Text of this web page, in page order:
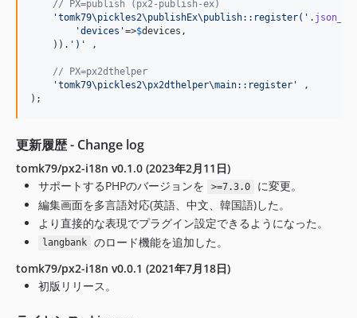
// PX=publish (px2-publish-ex)
'tomk79\pickles2\publishEx\publish::register( ' .
'devices '=>$devices ,
    )).
' ) ' ,
// PX=px2dthelper
'tomk79\pickles2\px2dthelper\main::register '
,
);
更新履歴 - Change log
tomk79/px2-i18n v0.1.0 (2023年2月11日)
サポートするPHPのバージョンを
>=7.3.0
に変更。
編集画面を多言語対応(英語、中文、韓国語)した。
より直接的な表現でプラグイン設定できるようになった。
langbank
のロード機能を追加した。
tomk79/px2-i18n v0.0.1 (2021年7月18日)
初版リリース。